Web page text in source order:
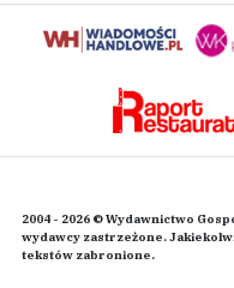
2004 - 2026 © Wydawnictwo
wydawcy zastrzeżone.
tekstów zabronione.